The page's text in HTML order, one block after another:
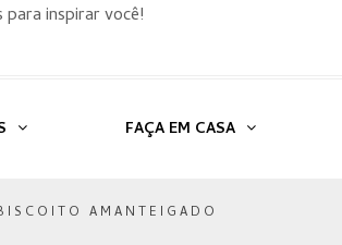
para inspirar você!
FAÇA EM CASA
AMANTEIGADO